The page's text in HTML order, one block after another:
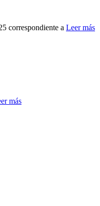
correspondiente a Leer más
más